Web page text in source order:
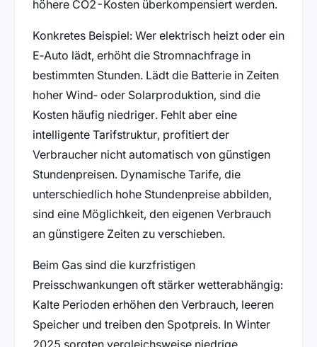
höhere CO2-Kosten überkompensiert werden.
Konkretes Beispiel: Wer elektrisch heizt oder ein
E‑Auto lädt, erhöht die Stromnachfrage in
bestimmten Stunden. Lädt die Batterie in Zeiten
hoher Wind‑ oder Solarproduktion, sind die
Kosten häufig niedriger. Fehlt aber eine
intelligente Tarifstruktur, profitiert der
Verbraucher nicht automatisch von günstigen
Stundenpreisen. Dynamische Tarife, die
unterschiedlich hohe Stundenpreise abbilden,
sind eine Möglichkeit, den eigenen Verbrauch
an günstigere Zeiten zu verschieben.
Beim Gas sind die kurzfristigen
Preisschwankungen oft stärker wetterabhängig:
Kalte Perioden erhöhen den Verbrauch, leeren
Speicher und treiben den Spotpreis. In Winter